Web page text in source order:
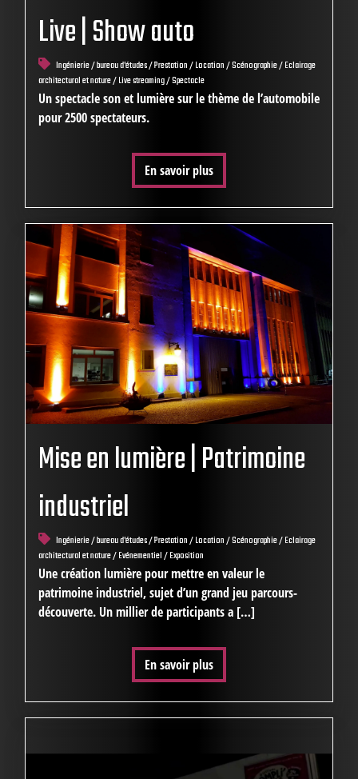
Live | Show auto
Ingénierie / bureau d'études / Prestation / Location / Scénographie / Eclairage
architectural et nature / Live streaming / Spectacle
Un spectacle son et lumière sur le thème de l’automobile
pour 2500 spectateurs.
En savoir plus
Mise en lumière | Patrimoine
industriel
Ingénierie / bureau d'études / Prestation / Location / Scénographie / Eclairage
architectural et nature / Evénementiel / Exposition
Une création lumière pour mettre en valeur le
patrimoine industriel, sujet d’un grand jeu parcours-
découverte. Un millier de participants a […]
En savoir plus